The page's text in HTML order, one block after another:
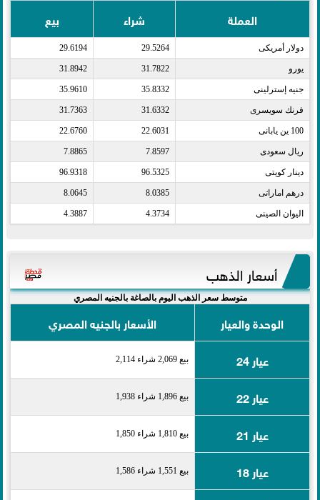
العملة شراء بيع
دولار أمريكى​ 29.5264
29.6194
يورو​ 31.7822
31.8942
جنيه إسترلينى​ 35.8332
35.9610
فرنك سويسرى​ 31.6332
31.7363
100 ين يابانى​ 22.6031
22.6760
ريال سعودى​ 7.8597
7.8865
دينار كويتى​ 96.5325
96.9318
درهم اماراتى​ 8.0385
8.0645
اليوان الصينى​ 4.3734
4.3887
أسعار الذهب
متوسط سعر الذهب اليوم بالصاغة بالجنيه المصري
الوحدة والعيار
الأسعار بالجنيه المصري
عيار 24
بيع 2,069 شراء 2,114
عيار 22 بيع 1,896 شراء 1,938
عيار 21 بيع 1,810 شراء 1,850
عيار 18 بيع 1,551 شراء 1,586